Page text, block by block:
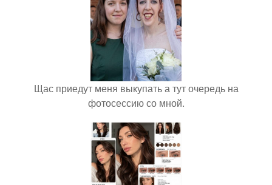
Щас приедут меня выкупать а тут очередь на
фотосессию со мной.